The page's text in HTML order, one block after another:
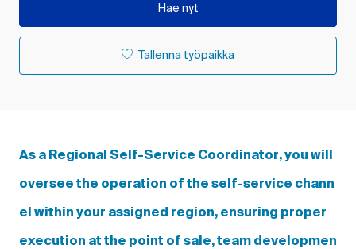
Hae nyt
Tallenna työpaikka
As a Regional Self-Service Coordinator, you will
oversee the operation of the self-service chann
el within your assigned region, ensuring proper
execution at the point of sale, team developmen